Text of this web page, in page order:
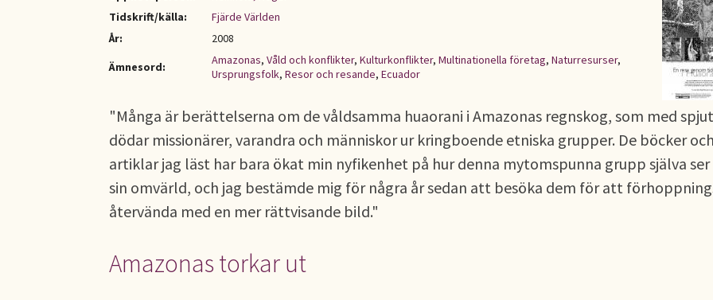
Tidskrift/källa:
Fjärde Världen
År:
2008
Ämnesord:
Amazonas, Våld och konflikter, Kulturkonflikter, Multinationella företag, Naturresurser,
Ursprungsfolk, Resor och resande, Ecuador
"Många är berättelserna om de våldsamma huaorani i Amazonas regnskog, som med spjut
dödar missionärer, varandra och människor ur kringboende etniska grupper. De böcker
artiklar jag läst har bara ökat min nyfikenhet på hur denna mytomspunna grupp själva
sin omvärld, och jag bestämde mig för några år sedan att besöka dem för att
återvända med en mer rättvisande bild."
Amazonas torkar ut